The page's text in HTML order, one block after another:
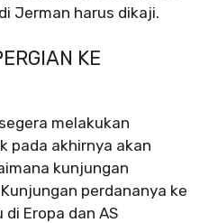
Jerman harus dikaji.
KE
melakukan
pada akhirnya akan
kunjungan
perdananya ke
Eropa dan AS